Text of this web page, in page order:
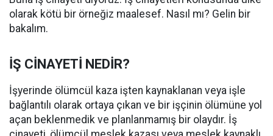
olarak kötü bir örneğiz maalesef. Nasıl mı? Gelin bir
bakalım.
İŞ CİNAYETİ NEDİR?
İşyerinde ölümcül kaza işten kaynaklanan veya işle
bağlantılı olarak ortaya çıkan ve bir işçinin ölümüne yol
açan beklenmedik ve planlanmamış bir olaydır. İş